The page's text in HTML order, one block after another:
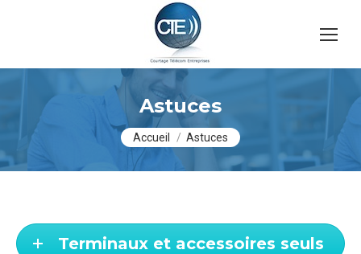
Astuces
Vous êtes ici :
Accueil Astuces
Terminaux et accessoires seuls